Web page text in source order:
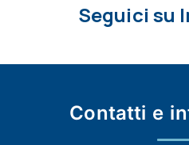
Seguici su
Contatti e